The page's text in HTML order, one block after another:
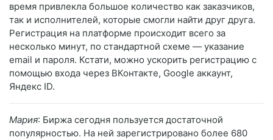
время привлекла большое количество как заказчиков,
так и исполнителей, которые смогли найти друг друга.
Регистрация на платформе происходит всего за
несколько минут, по стандартной схеме — указание
email и пароля. Кстати, можно ускорить регистрацию с
помощью входа через ВКонтакте, Google аккаунт,
Яндекс ID.
Мария: Биржа сегодня пользуется достаточной
популярностью. На ней зарегистрировано более 680